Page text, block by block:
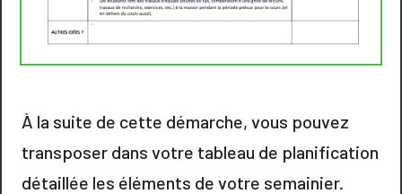
À la suite de cette démarche, vous pouvez
transposer dans votre tableau de planification
détaillée les éléments de votre semainier.